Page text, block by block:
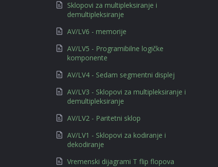
Sklopovi za multipleksiranje i
demultipleksiranje
AV/LV6 - memorije
AV/LV5 - Programibilne logičke
komponente
AV/LV4 - Sedam segmentni displej
AV/LV3 - Sklopovi za multipleksiranje i
demultipleksiranje
AV/LV2 - Paritetni sklop
AV/LV1 - Sklopovi za kodiranje i
dekodiranje
Vremenski dijagrami T flip flopova